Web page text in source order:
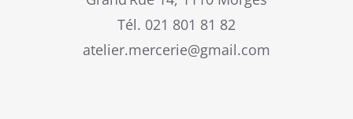
Tél. 021 801 81 82
atelier.mercerie@gmail.com